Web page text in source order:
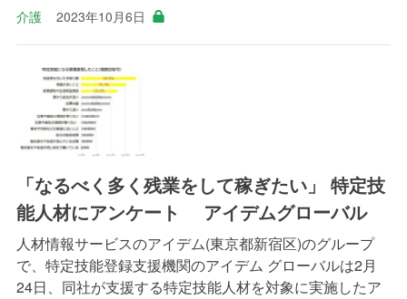
介護 2023年10月6日
「なるべく多く残業をして稼ぎたい」 特定技
能人材にアンケート アイデムグローバル
人材情報サービスのアイデム(東京都新宿区)のグループ
で、特定技能登録支援機関のアイデム グローバルは2月
24日、同社が支援する特定技能人材を対象に実施したア